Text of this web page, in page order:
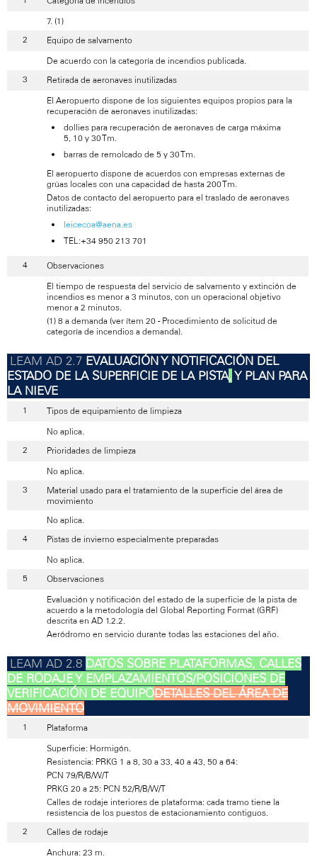
7. (1)
Equipo de salvamento
De acuerdo con la categoría de incendios publicada.
Retirada de aeronaves inutilizadas
El Aeropuerto dispone de los siguientes equipos propios para la
recuperación de aeronaves inutilizadas:
dollies para recuperación de aeronaves de carga máxima
5, 10 y 30 Tm.
barras de remolcado de 5 y 30 Tm.
El aeropuerto dispone de acuerdos con empresas externas de
grúas locales con una capacidad de hasta 200 Tm.
Datos de contacto del aeropuerto para el traslado de aeronaves
inutilizadas:
leicecoa@aena.es
TEL:+34 950 213 701
Observaciones
El tiempo de respuesta del servicio de salvamento y extinción de
incendios es menor a 3 minutos, con un operacional objetivo
menor a 2 minutos.
(1) 8 a demanda (ver ítem 20 - Procedimiento de solicitud de
categoría de incendios a demanda).
EVALUACIÓN Y NOTIFICACIÓN DEL
ESTADO DE LA SUPERFICIE DE LA PISTA, Y PLAN PARA
LA NIEVE
Tipos de equipamiento de limpieza
No aplica.
Prioridades de limpieza
No aplica.
Material usado para el tratamiento de la superficie del área de
movimiento
No aplica.
Pistas de invierno especialmente preparadas
No aplica.
Observaciones
Evaluación y notificación del estado de la superficie de la pista de
acuerdo a la metodología del Global Reporting Format (GRF)
descrita en AD 1.2.2.
Aeródromo en servicio durante todas las estaciones del año.
DATOS SOBRE PLATAFORMAS, CALLES
DE RODAJE Y EMPLAZAMIENTOS/POSICIONES DE
VERIFICACIÓN DE EQUIPODETALLES DEL ÁREA DE
MOVIMIENTO
Plataforma
Superficie: Hormigón.
Resistencia: PRKG 1 a 8, 30 a 33, 40 a 43, 50 a 64:
PCN 79/R/B/W/T
PRKG 20 a 25: PCN 52/R/B/W/T
Calles de rodaje interiores de plataforma: cada tramo tiene la
resistencia de los puestos de estacionamiento contiguos.
Calles de rodaje
Anchura: 23 m.